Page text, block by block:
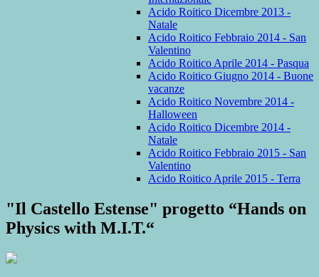
Acido Roitico Dicembre 2013 -
Natale
Acido Roitico Febbraio 2014 - San
Valentino
Acido Roitico Aprile 2014 - Pasqua
Acido Roitico Giugno 2014 - Buone
vacanze
Acido Roitico Novembre 2014 -
Halloween
Acido Roitico Dicembre 2014 -
Natale
Acido Roitico Febbraio 2015 - San
Valentino
Acido Roitico Aprile 2015 - Terra
"Il Castello Estense" progetto “Hands on
Physics with M.I.T.“